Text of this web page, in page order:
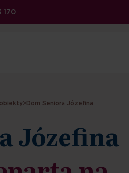
170
> Dom Seniora Józefina
Józefina